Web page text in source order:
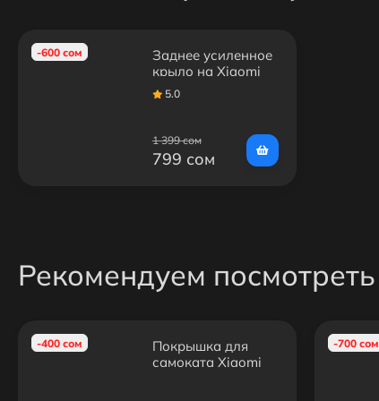
-600 сом
Заднее усиленное
крыло на Xiaomi
Mijia M365, 1S,
PRO, PRO 2,
5.0
1 399 сом
799 сом
Рекомендуем посмотреть
-400 сом
Покрышка для
самоката Xiaomi
-700 сом